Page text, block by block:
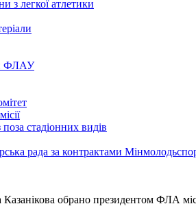
з легкої атлетики
ФЛАУ
поза стадіонних видів
рада за контрактами
обрано президентом ФЛА